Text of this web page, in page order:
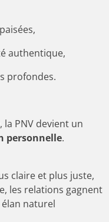
authentique,
profondes.
PNV devient un
personnelle.
claire et plus juste,
les relations gagnent
naturel